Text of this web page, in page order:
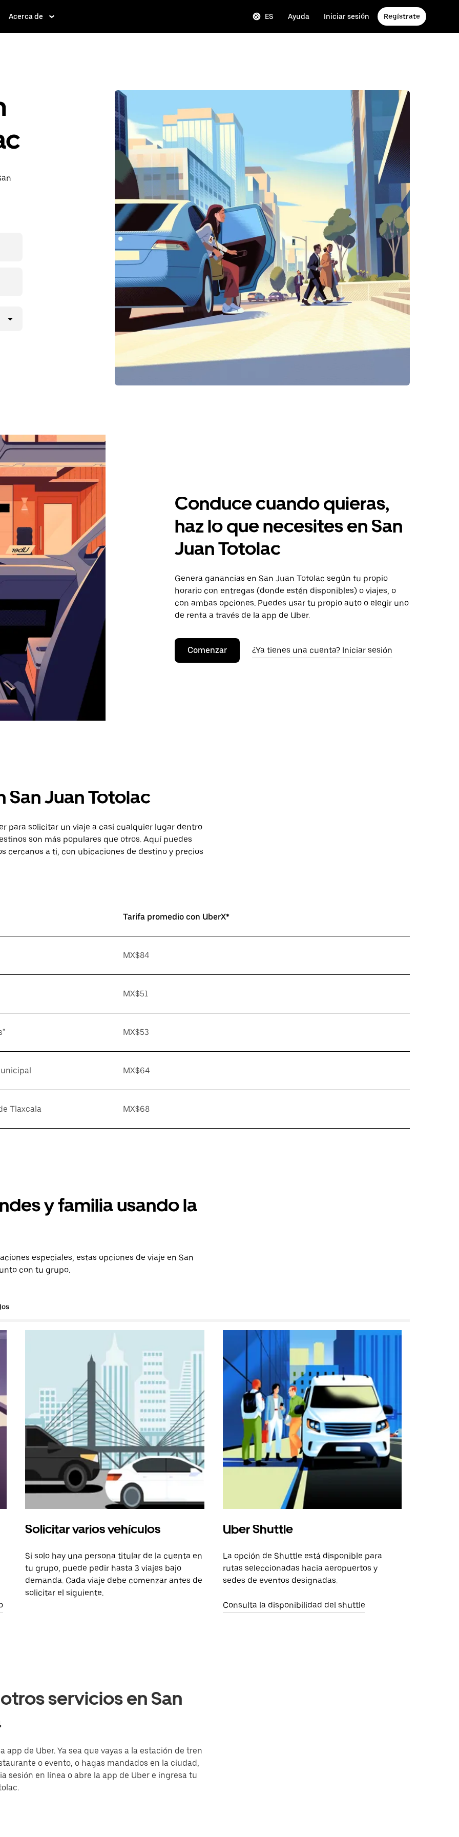
Acerca de ES Ayuda Iniciar sesión Regístrate
Conduce cuando quieras,
haz lo que necesites en San
Juan Totolac
Genera ganancias en San Juan Totolac según tu propio
horario con entregas (donde estén disponibles) o viajes, o
con ambas opciones. Puedes usar tu propio auto o elegir uno
de renta a través de la app de Uber.
Comenzar ¿Ya tienes una cuenta? Iniciar sesión
San Juan Totolac
para solicitar un viaje a casi cualquier lugar dentro
son más populares que otros. Aquí puedes
cercanos a ti, con ubicaciones de destino y precios
Tarifa promedio con UberX*
MX$84
MX$51
MX$53
MX$64
Tlaxcala MX$68
y familia usando la
especiales, estas opciones de viaje en San
con tu grupo.
Solicitar varios vehículos
Si solo hay una persona titular de la cuenta en
tu grupo, puede pedir hasta 3 viajes bajo
demanda. Cada viaje debe comenzar antes de
solicitar el siguiente.
Uber Shuttle
La opción de Shuttle está disponible para
rutas seleccionadas hacia aeropuertos y
sedes de eventos designadas.
Consulta la disponibilidad del shuttle
servicios en San
de Uber. Ya sea que vayas a la estación de tren
o evento, o hagas mandados en la ciudad,
sesión en línea o abre la app de Uber e ingresa tu